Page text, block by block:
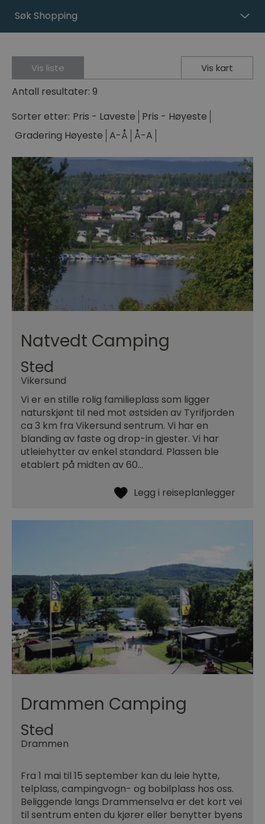
Søk Shopping
Vis liste Vis kart
Antall resultater: 9
Sorter etter: Pris - Laveste Pris - Høyeste
Gradering Høyeste A-Å Å-A
Natvedt Camping
Sted
Vikersund
Vi er en stille rolig familieplass som ligger
naturskjønt til ned mot østsiden av Tyrifjorden
ca 3 km fra Vikersund sentrum. Vi har en
blanding av faste og drop-in gjester. Vi har
utleiehytter av enkel standard. Plassen ble
etablert på midten av 60…
Drammen Camping
Sted
Drammen
Fra 1 mai til 15 september kan du leie hytte,
telplass, campingvogn- og bobilplass hos oss.
Beliggende langs Drammenselva er det kort vei
til sentrum enten du kjører eller benytter byens